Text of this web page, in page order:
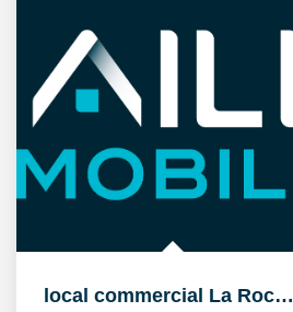
local commercial La Roche Sur Yon 100 m2